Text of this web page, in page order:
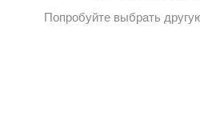
Попробуйте выбрать